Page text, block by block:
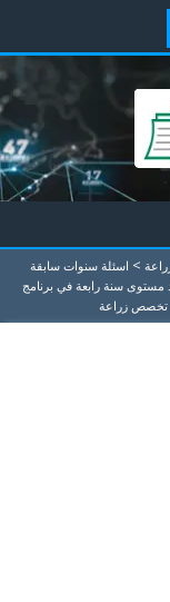
> اسئلة سنوات سابقة
سنة رابعة في برنامج